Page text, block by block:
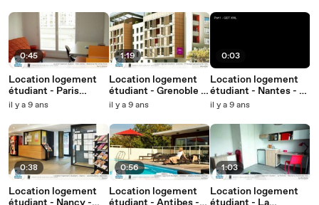
0:45
Location logement
étudiant - Paris
19ème - Résidence
il y a 9 ans
0:38
Location logement
Brasserie
1:19
Location logement
étudiant - Grenoble -
Privilodges Campus
il y a 9 ans
0:56
Location logement
0:03
Location logement
étudiant - Nantes - La
Brunellière
il y a 9 ans
1:03
Location logement